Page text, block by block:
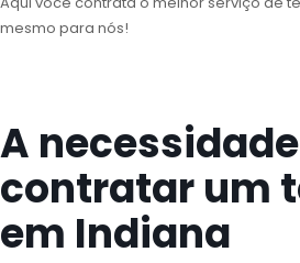
mesmo para nós!
A
contratar um
em Indiana